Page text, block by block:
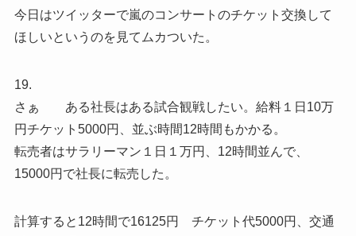
今日はツイッターで嵐のコンサートのチケット交換して
ほしいというのを見てムカついた。
19.
さぁ ある社長はある試合観戦したい。給料１日10万
円チケット5000円、並ぶ時間12時間もかかる。
転売者はサラリーマン１日１万円、12時間並んで、
15000円で社長に転売した。
計算すると12時間で16125円 チケット代5000円、交通